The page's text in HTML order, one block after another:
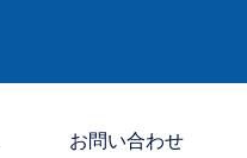
お問い合わせ